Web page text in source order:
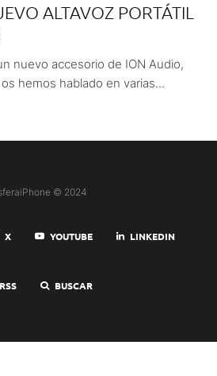
ALTAVOZ PORTÁTIL
nuevo accesorio de ION Audio,
hemos hablado en varias...
© 2024
X YOUTUBE LINKEDIN
RSS BUSCAR